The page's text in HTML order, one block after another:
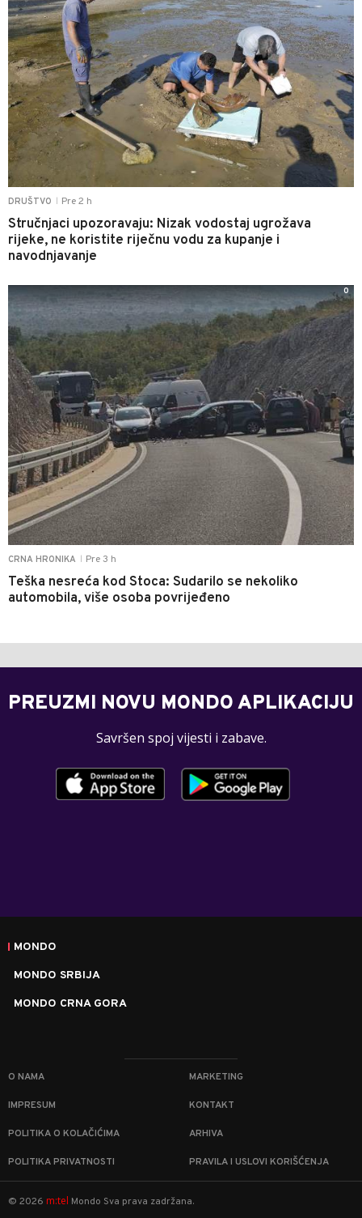
DRUŠTVO Pre 2 h
Stručnjaci upozoravaju: Nizak vodostaj ugrožava
rijeke, ne koristite riječnu vodu za kupanje i
navodnjavanje
CRNA HRONIKA Pre 3 h
Teška nesreća kod Stoca: Sudarilo se nekoliko
automobila, više osoba povrijeđeno
0
PREUZMI NOVU MONDO APLIKACIJU
Savršen spoj vijesti i zabave.
MONDO
MONDO SRBIJA
MONDO CRNA GORA
O NAMA MARKETING
IMPRESUM KONTAKT
POLITIKA O KOLAČIĆIMA ARHIVA
POLITIKA PRIVATNOSTI PRAVILA I USLOVI KORIŠĆENJA
© 2026 m:tel Mondo Sva prava zadržana.